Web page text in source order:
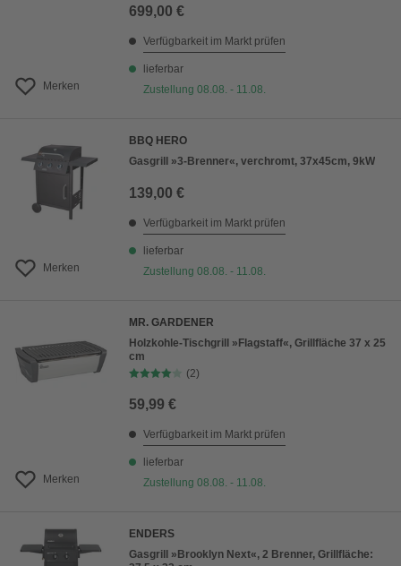
Merken
699,00 €
Verfügbarkeit im Markt prüfen
lieferbar
Zustellung 08.08. - 11.08.
Merken
BBQ HERO
Gasgrill »3-Brenner«, verchromt, 37x45cm, 9kW
139,00 €
Verfügbarkeit im Markt prüfen
lieferbar
Zustellung 08.08. - 11.08.
Merken
MR. GARDENER
Holzkohle-Tischgrill »Flagstaff«, Grillfläche 37 x 25
cm
(2)
59,99 €
Verfügbarkeit im Markt prüfen
lieferbar
Zustellung 08.08. - 11.08.
ENDERS
Gasgrill »Brooklyn Next«, 2 Brenner, Grillfläche: